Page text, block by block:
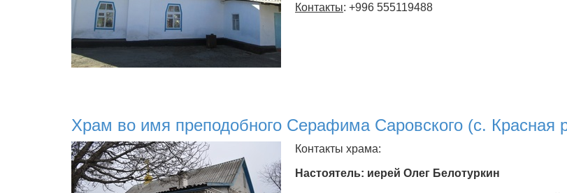
Контакты: +996 555119488
Храм во имя преподобного Серафима Саровского (с. Красная
Контакты храма:
Настоятель: иерей Олег Белотуркин